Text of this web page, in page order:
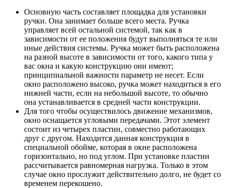
Основную часть составляет площадка для установки
ручки. Она занимает больше всего места. Ручка
управляет всей остальной системой, так как в
зависимости от ее положения будут выполняться те или
иные действия системы. Ручка может быть расположена
на разной высоте в зависимости от того, какого типа у
вас окна и какую конструкцию они имеют;
принципиальной важности параметр не несет. Если
окно расположено высоко, ручка может находиться в его
нижней части, если на небольшой высоте, то обычно
она устанавливается в средней части конструкции.
Для того чтобы осуществилось движение механизмов,
окно оснащается угловыми передачами. Этот элемент
состоит из четырех пластин, совместно работающих
друг с другом. Находится данная конструкция в
специальной обойме, которая в окне расположена
горизонтально, но под углом. При установке пластин
рассчитывается равномерная нагрузка. Только в этом
случае окно прослужит действительно долго, не будет со
временем перекошено.